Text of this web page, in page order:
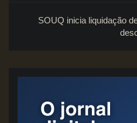
SOUQ inicia liquidação